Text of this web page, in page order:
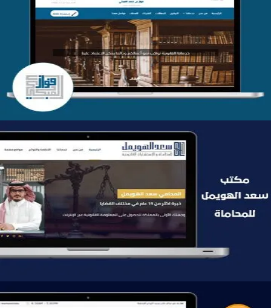
موقع فواز المبكي للمحاماة
التفاصيل
موقع سعد الهويمل للمحاماة
التفاصيل